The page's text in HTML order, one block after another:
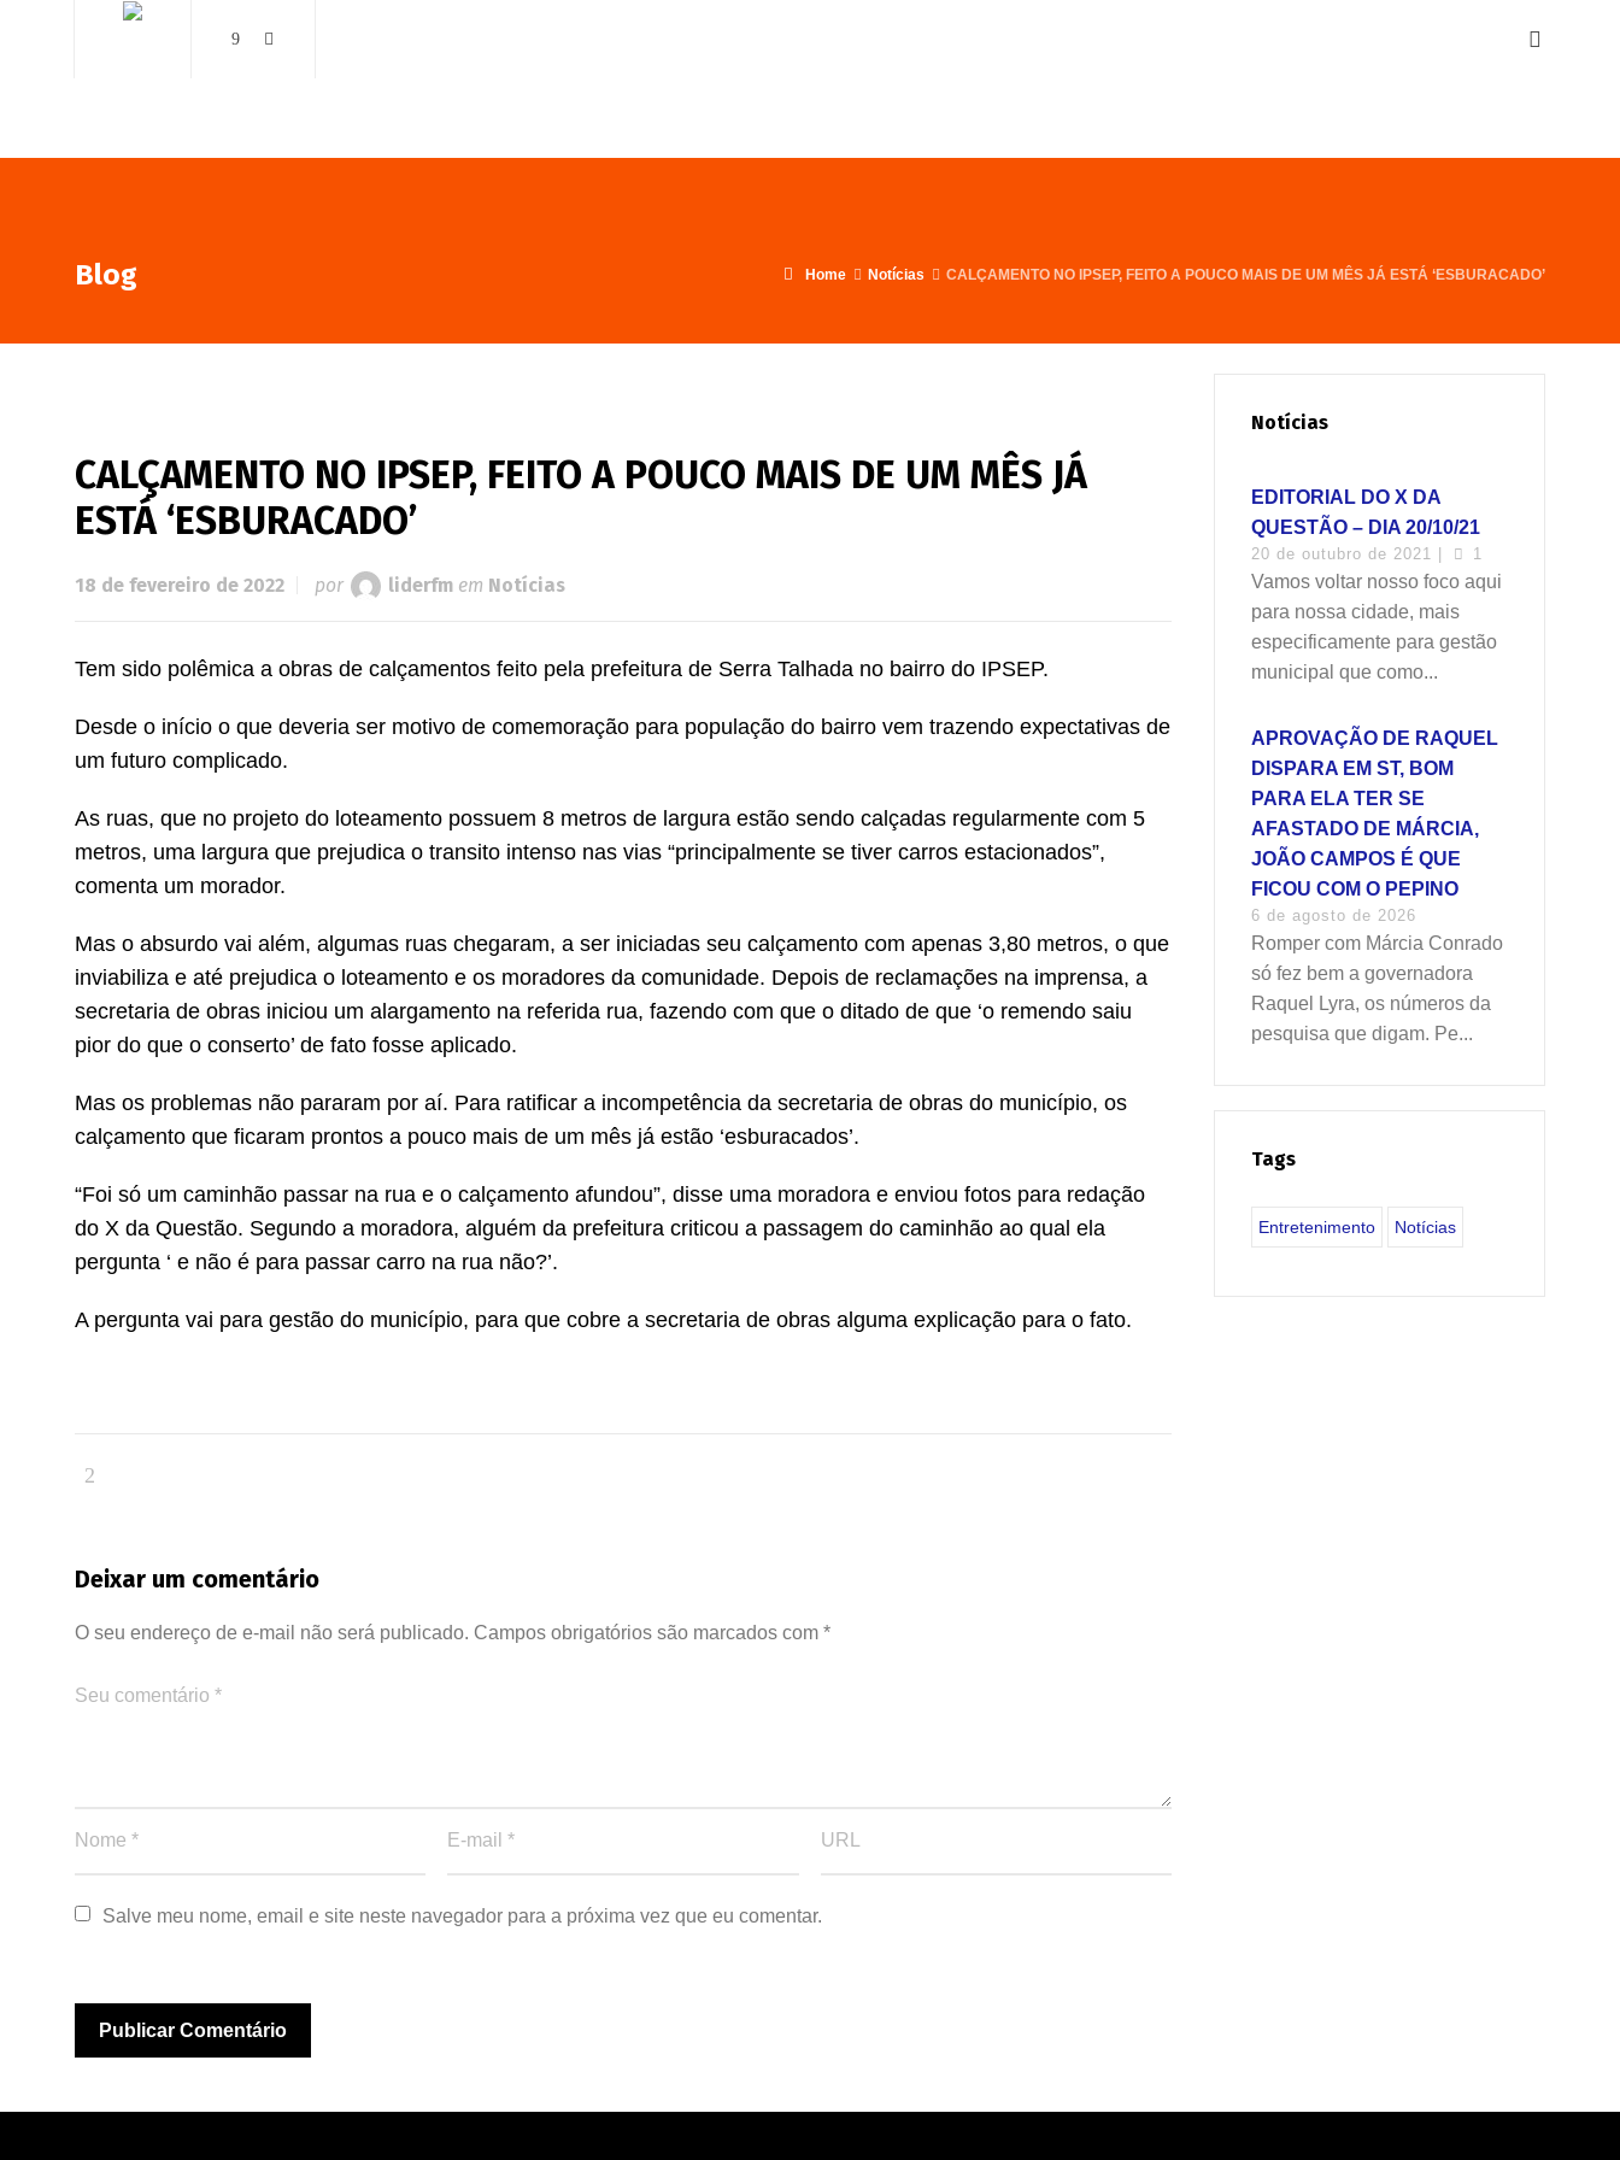
Blog Home Notícias CALÇAMENTO NO IPSEP, FEITO A POUCO MAIS DE UM MÊS JÁ ESTÁ ‘ESBURACADO’
CALÇAMENTO NO IPSEP, FEITO A POUCO MAIS DE UM MÊS JÁ
ESTÁ ‘ESBURACADO’
18 de fevereiro de 2022 por liderfm em Notícias
Tem sido polêmica a obras de calçamentos feito pela prefeitura de Serra Talhada no bairro do IPSEP.
Desde o início o que deveria ser motivo de comemoração para população do bairro vem trazendo expectativas de
um futuro complicado.
As ruas, que no projeto do loteamento possuem 8 metros de largura estão sendo calçadas regularmente com 5
metros, uma largura que prejudica o transito intenso nas vias “principalmente se tiver carros estacionados”,
comenta um morador.
Mas o absurdo vai além, algumas ruas chegaram, a ser iniciadas seu calçamento com apenas 3,80 metros, o que
inviabiliza e até prejudica o loteamento e os moradores da comunidade. Depois de reclamações na imprensa, a
secretaria de obras iniciou um alargamento na referida rua, fazendo com que o ditado de que ‘o remendo saiu
pior do que o conserto’ de fato fosse aplicado.
Mas os problemas não pararam por aí. Para ratificar a incompetência da secretaria de obras do município, os
calçamento que ficaram prontos a pouco mais de um mês já estão ‘esburacados’.
“Foi só um caminhão passar na rua e o calçamento afundou”, disse uma moradora e enviou fotos para redação
do X da Questão. Segundo a moradora, alguém da prefeitura criticou a passagem do caminhão ao qual ela
pergunta ‘ e não é para passar carro na rua não?’.
A pergunta vai para gestão do município, para que cobre a secretaria de obras alguma explicação para o fato.
Deixar um comentário
O seu endereço de e-mail não será publicado. Campos obrigatórios são marcados com *
Salve meu nome, email e site neste navegador para a próxima vez que eu comentar.
Notícias
EDITORIAL DO X DA
QUESTÃO – DIA 20/10/21
20 de outubro de 2021 | 1
Vamos voltar nosso foco aqui
para nossa cidade, mais
especificamente para gestão
municipal que como...
APROVAÇÃO DE RAQUEL
DISPARA EM ST, BOM
PARA ELA TER SE
AFASTADO DE MÁRCIA,
JOÃO CAMPOS É QUE
FICOU COM O PEPINO
6 de agosto de 2026
Romper com Márcia Conrado
só fez bem a governadora
Raquel Lyra, os números da
pesquisa que digam. Pe...
Tags
Entretenimento Notícias